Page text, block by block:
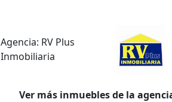
Agencia: RV Plus
Inmobiliaria
Ver más inmuebles de la